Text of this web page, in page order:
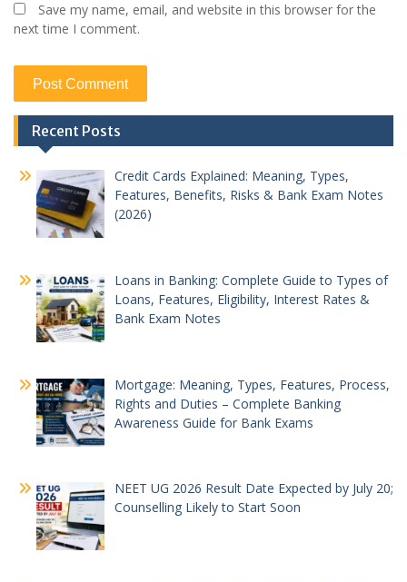
Save my name, email, and website in this browser for the
next time I comment.
Recent Posts
Credit Cards Explained: Meaning, Types,
Features, Benefits, Risks & Bank Exam Notes
(2026)
Loans in Banking: Complete Guide to Types of
Loans, Features, Eligibility, Interest Rates &
Bank Exam Notes
Mortgage: Meaning, Types, Features, Process,
Rights and Duties – Complete Banking
Awareness Guide for Bank Exams
NEET UG 2026 Result Date Expected by July 20;
Counselling Likely to Start Soon